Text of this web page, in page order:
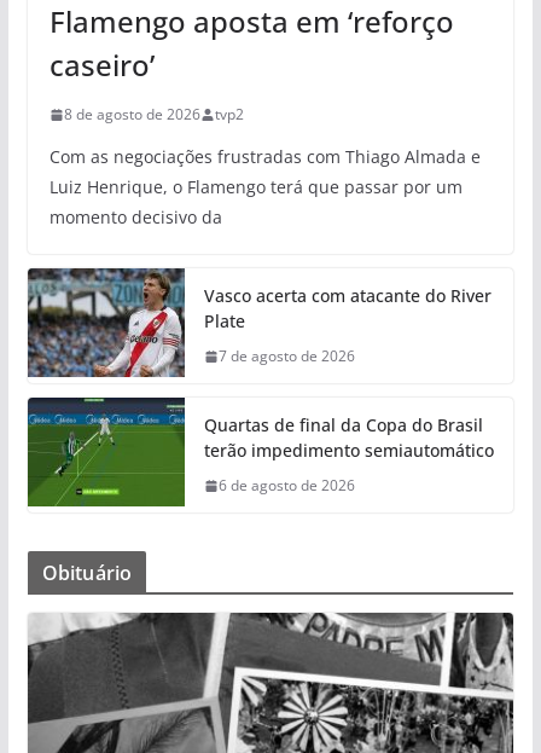
Flamengo aposta em ‘reforço
caseiro’
8 de agosto de 2026 tvp2
Com as negociações frustradas com Thiago Almada e
Luiz Henrique, o Flamengo terá que passar por um
momento decisivo da
Vasco acerta com atacante do River
Plate
7 de agosto de 2026
Quartas de final da Copa do Brasil
terão impedimento semiautomático
6 de agosto de 2026
Obituário